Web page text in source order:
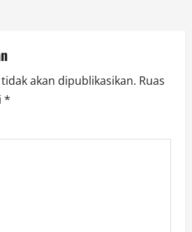
akan dipublikasikan. Ruas
*